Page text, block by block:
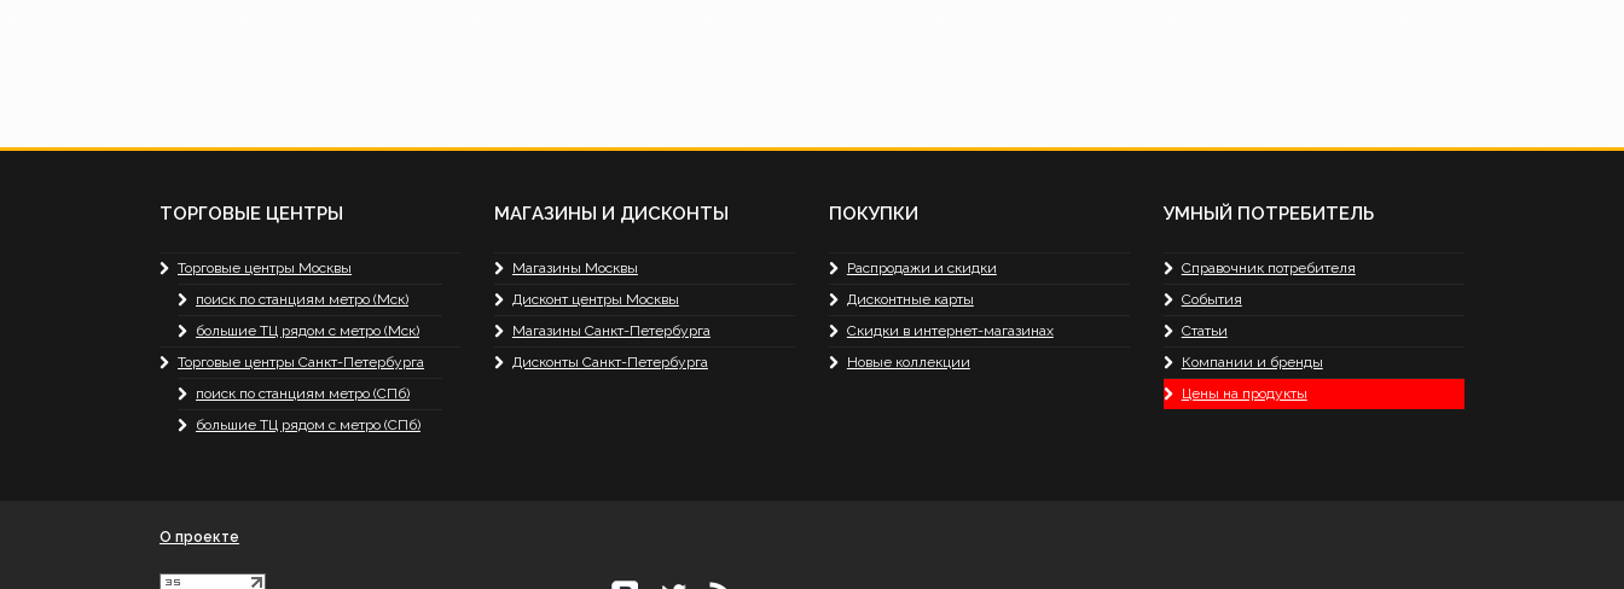
ТОРГОВЫЕ ЦЕНТРЫ
Торговые центры Москвы
поиск по станциям метро (Мск)
большие ТЦ рядом с метро (Мск)
Торговые центры Санкт-Петербурга
поиск по станциям метро (СПб)
большие ТЦ рядом с метро (СПб)
МАГАЗИНЫ И ДИСКОНТЫ
Магазины Москвы
Дисконт центры Москвы
Магазины Санкт-Петербурга
Дисконты Санкт-Петербурга
ПОКУПКИ
Распродажи и скидки
Дисконтные карты
Скидки в интернет-магазинах
Новые коллекции
УМНЫЙ ПОТРЕБИТЕЛЬ
Справочник потребителя
События
Статьи
Компании и бренды
Цены на продукты
О проекте